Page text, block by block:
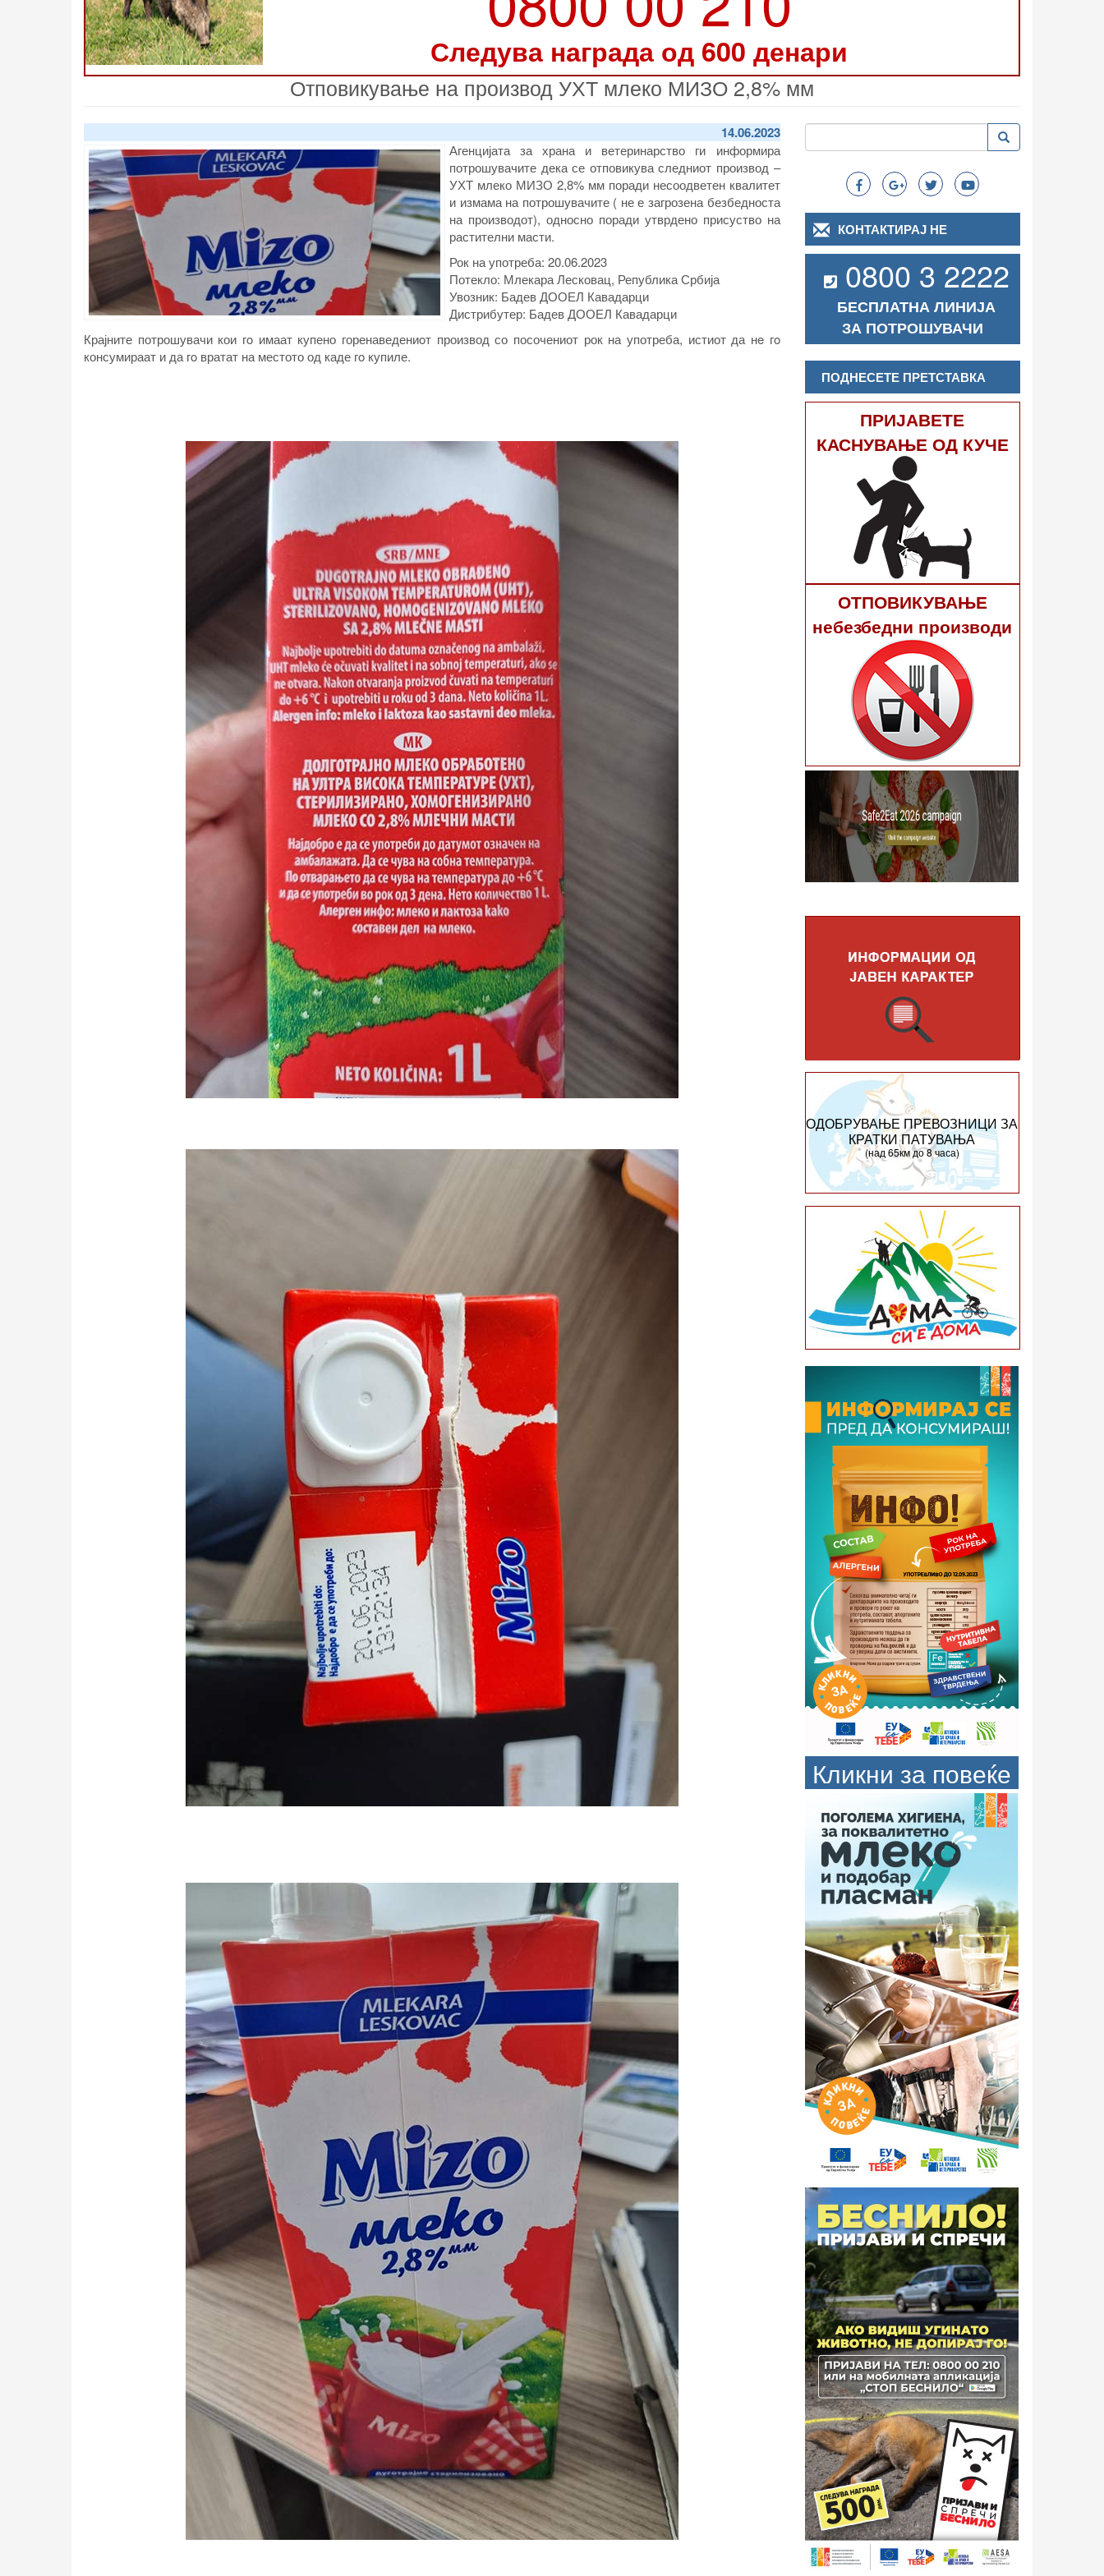
Следува награда од 600 денари
Отповикување на производ УХТ млеко МИЗО 2,8% мм
14.06.2023
Агенцијата за храна и ветеринарство ги информира
потрошувачите дека се отповикува следниот производ –
УХТ млеко МИЗО 2,8% мм поради несоодветен квалитет
и измама на потрошувачите ( не е загрозена безбедноста
на производот), односно поради утврдено присуство на
растителни масти.
Рок на употреба: 20.06.2023
Потекло: Млекара Лесковац, Република Србија
Увозник: Бадев ДООЕЛ Кавадарци
Дистрибутер: Бадев ДООЕЛ Кавадарци
Крајните потрошувачи кои гo имаат купено горенаведениoт производ со посочениот рок на употреба, истиот да нe гo
консумираат и да гo вратат на местото од каде гo купиле.
Search
Пребарување Пребарување
КОНТАКТИРАЈ НЕ
0800 3 2222
БЕСПЛАТНА ЛИНИЈА
ЗА ПОТРОШУВАЧИ
ПОДНЕСЕТЕ ПРЕТСТАВКА
ПРИЈАВЕТЕ
КАСНУВАЊЕ ОД КУЧЕ
ОТПОВИКУВАЊЕ
небезбедни производи
ОДОБРУВАЊЕ ПРЕВОЗНИЦИ ЗА
КРАТКИ ПАТУВАЊА
(над 65км до 8 часа)
Кликни за повеќе